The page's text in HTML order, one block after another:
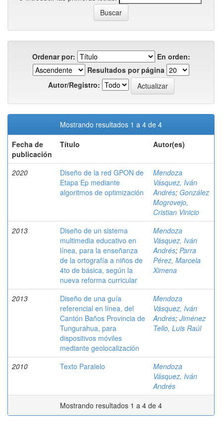
Ordenar por:
En orden:
Resultados por página
Autor/Registro:
Mostrando resultados 1 a 4 de 4
Fecha de
publicación
Título Autor(es)
2020
Diseño de la red GPON de
Etapa Ep mediante
algoritmos de optimización
Mendoza
Vásquez, Iván
Andrés; González
Mogrovejo,
Cristian Vinicio
2013
Diseño de un sistema
multimedia educativo en
línea, para la enseñanza
de la ortografía a niños de
4to de básica, según la
nueva reforma curricular
Mendoza
Vásquez, Iván
Andrés; Parra
Pérez, Marcela
Ximena
2013
Diseño de una guía
referencial en línea, del
Cantón Baños Provincia de
Tungurahua, para
dispositivos móviles
mediante geolocalización
Mendoza
Vásquez, Iván
Andrés; Jiménez
Tello, Luis Raúl
2010 Texto Paralelo
Mendoza
Vásquez, Iván
Andrés
Mostrando resultados 1 a 4 de 4